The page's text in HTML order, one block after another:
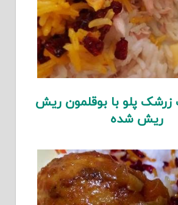
پلو با بوقلمون ریش
ریش شده